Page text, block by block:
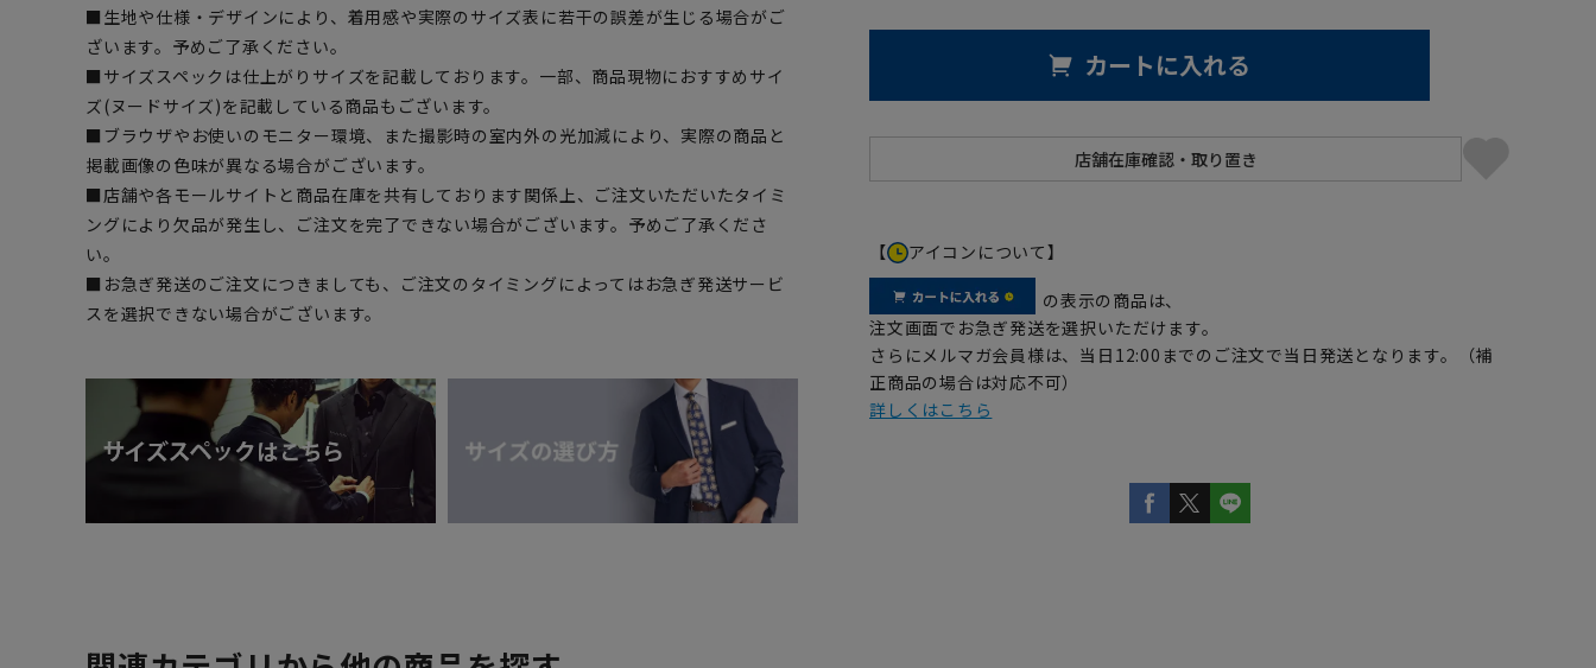
■生地や仕様・デザインにより、着用感や実際のサイズ表に若干の誤差が生じる場合がご
ざいます。予めご了承ください。
■サイズスペックは仕上がりサイズを記載しております。一部、商品現物におすすめサイ
ズ(ヌードサイズ)を記載している商品もございます。
■ブラウザやお使いのモニター環境、また撮影時の室内外の光加減により、実際の商品と
掲載画像の色味が異なる場合がございます。
■店舗や各モールサイトと商品在庫を共有しております関係上、ご注文いただいたタイミ
ングにより欠品が発生し、ご注文を完了できない場合がございます。予めご了承くださ
い。
■お急ぎ発送のご注文につきましても、ご注文のタイミングによってはお急ぎ発送サービ
スを選択できない場合がございます。
カートに入れる
【 アイコンについて】
の表示の商品は、
注文画面でお急ぎ発送を選択いただけます。
さらにメルマガ会員様は、当日12:00までのご注文で当日発送となります。（補
正商品の場合は対応不可）
詳しくはこちら